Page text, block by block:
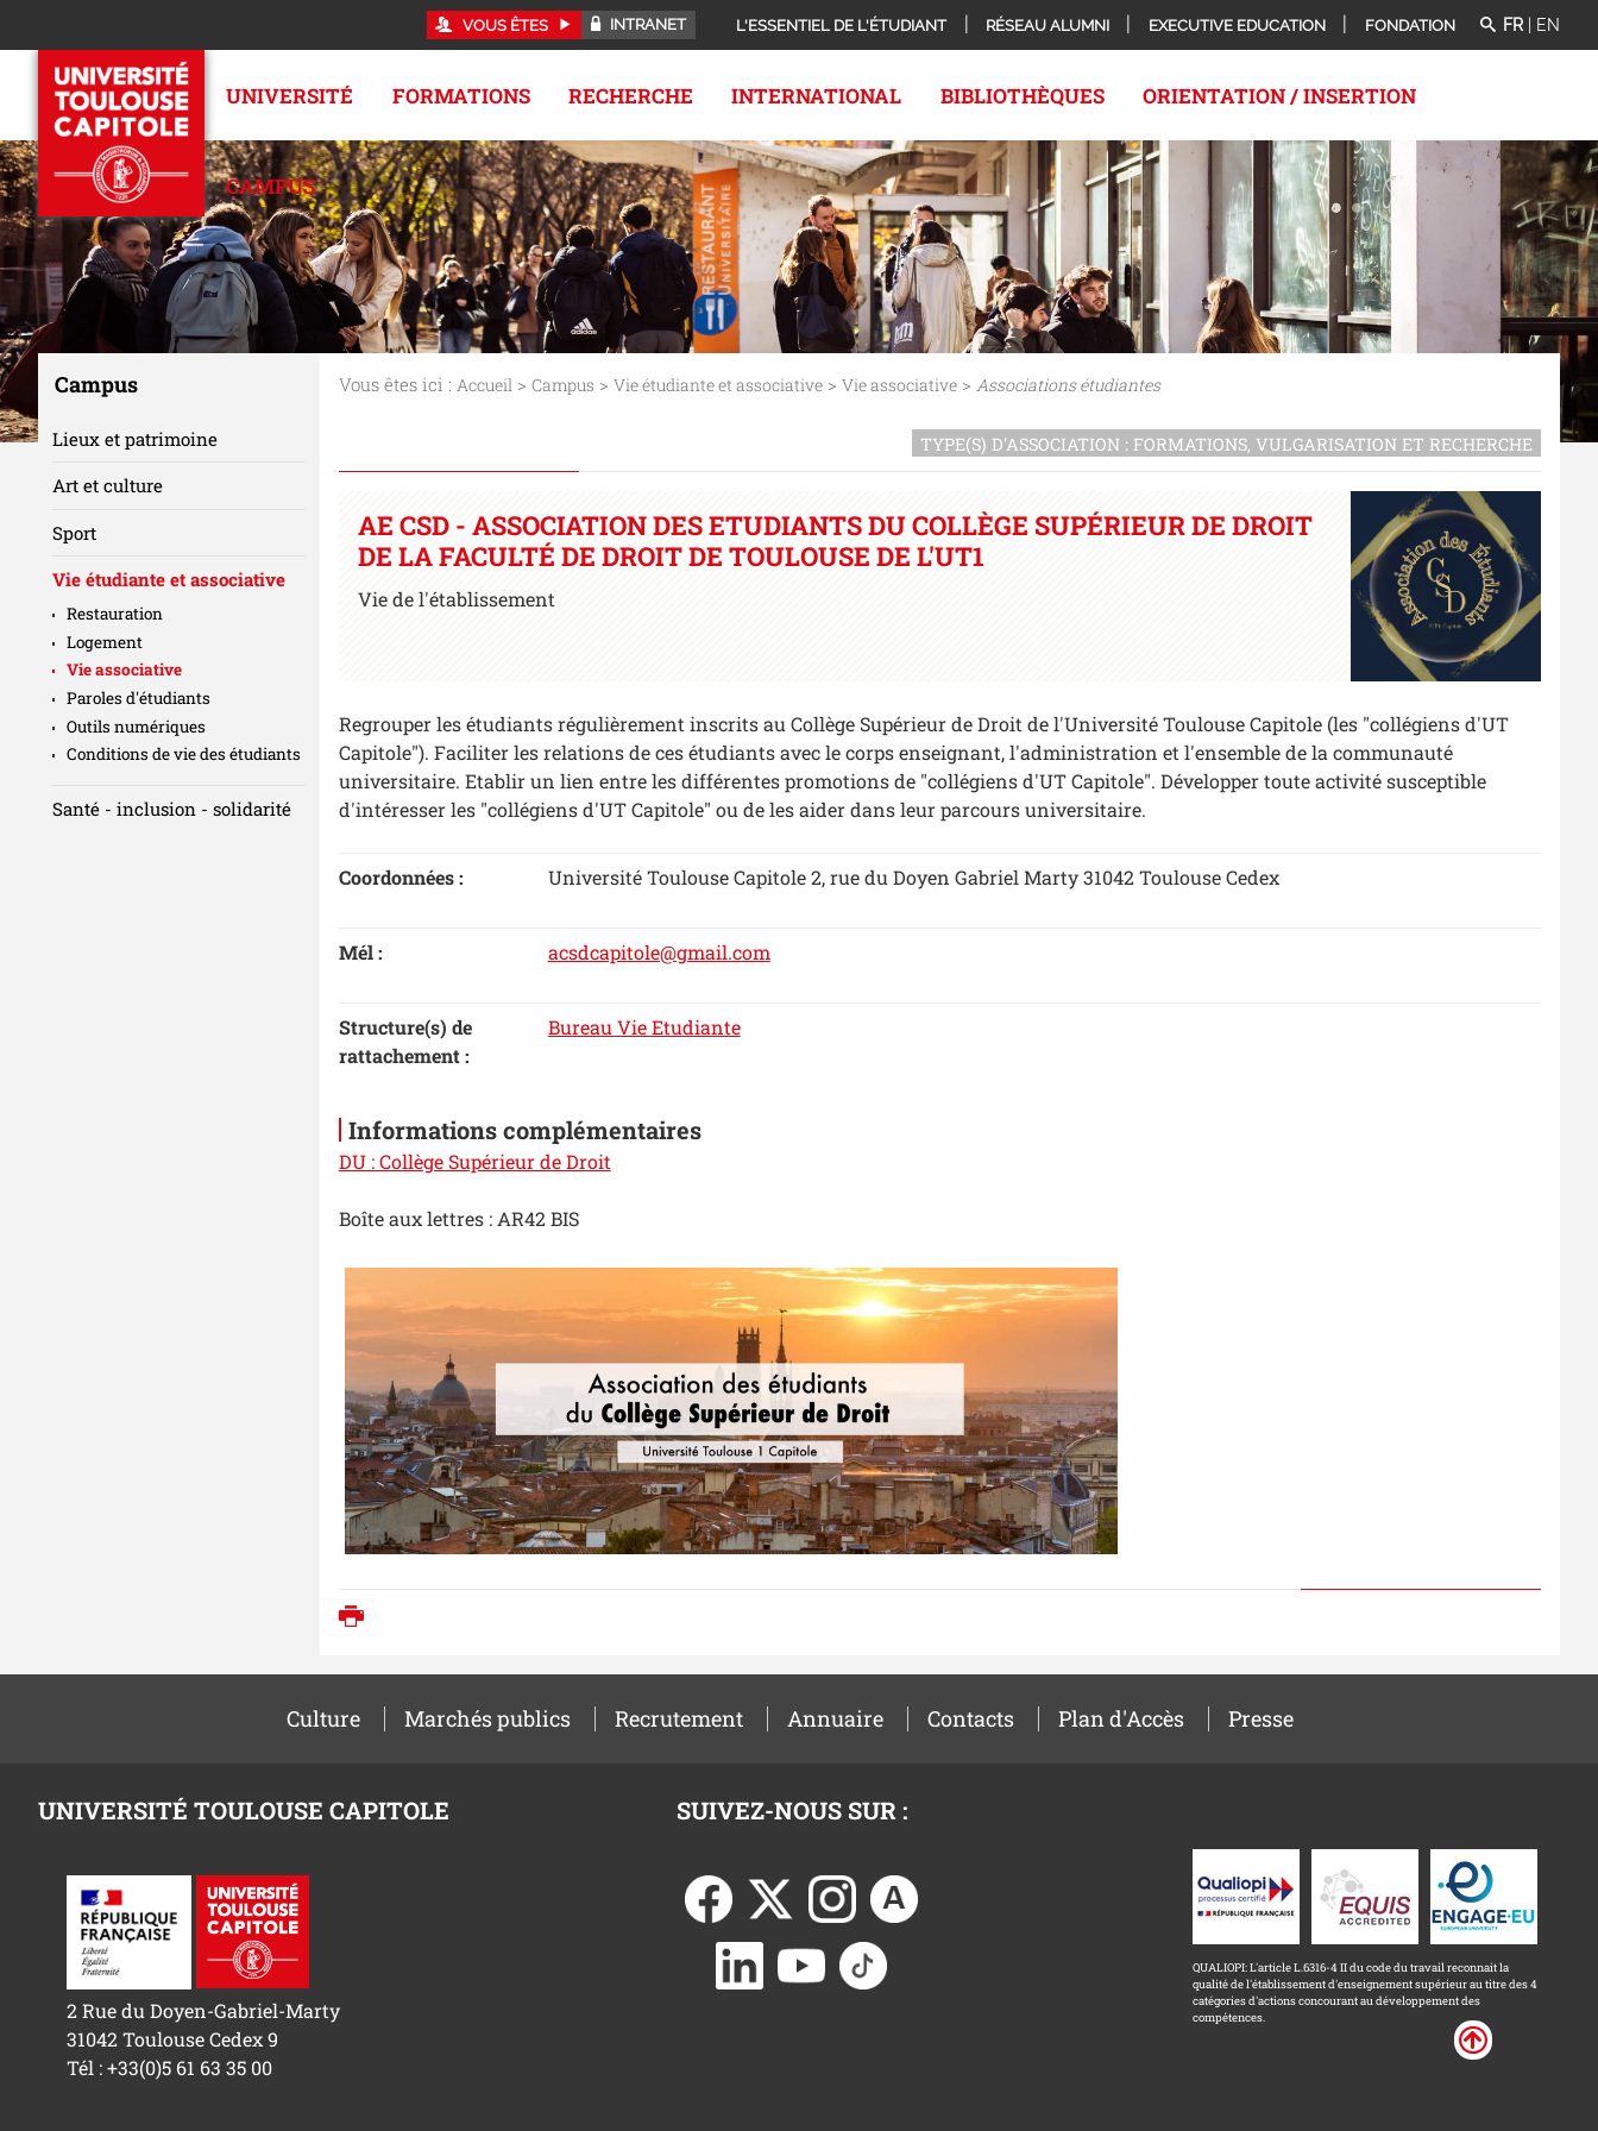
VOUS ÊTES INTRANET L'ESSENTIEL DE L'ÉTUDIANT RÉSEAU ALUMNI EXECUTIVE EDUCATION FONDATION FR EN
UNIVERSITÉ FORMATIONS RECHERCHE INTERNATIONAL BIBLIOTHÈQUES ORIENTATION / INSERTION
CAMPUS
Vous êtes ici : Accueil> Campus > Vie étudiante et associative> Vie associative> Associations étudiantes
TYPE(S) D'ASSOCIATION : FORMATIONS, VULGARISATION ET RECHERCHE
AE CSD - ASSOCIATION DES ETUDIANTS DU COLLÈGE SUPÉRIEUR DE DROIT
DE LA FACULTÉ DE DROIT DE TOULOUSE DE L'UT1
Vie de l'établissement
Regrouper les étudiants régulièrement inscrits au Collège Supérieur de Droit de l'Université Toulouse Capitole (les "collégiens d'UT
Capitole"). Faciliter les relations de ces étudiants avec le corps enseignant, l'administration et l'ensemble de la communauté
universitaire. Etablir un lien entre les différentes promotions de "collégiens d'UT Capitole". Développer toute activité susceptible
d'intéresser les "collégiens d'UT Capitole" ou de les aider dans leur parcours universitaire.
Coordonnées : Université Toulouse Capitole 2, rue du Doyen Gabriel Marty 31042 Toulouse Cedex
Mél : acsdcapitole@gmail.com
Structure(s) de
rattachement :
Bureau Vie Etudiante
Informations complémentaires
DU : Collège Supérieur de Droit
Boîte aux lettres : AR42 BIS
Campus
Lieux et patrimoine
Art et culture
Sport
Vie étudiante et associative
Restauration
Logement
Vie associative
Paroles d'étudiants
Outils numériques
Conditions de vie des étudiants
Santé - inclusion - solidarité
Culture Marchés publics Recrutement Annuaire Contacts Plan d'Accès Presse
UNIVERSITÉ TOULOUSE CAPITOLE
2 Rue du Doyen-Gabriel-Marty
31042 Toulouse Cedex 9
Tél : +33(0)5 61 63 35 00
SUIVEZ-NOUS SUR :
QUALIOPI: L'article L.6316-4 II du code du travail reconnait la
qualité de l'établissement d'enseignement supérieur au titre des 4
catégories d'actions concourant au développement des
compétences.